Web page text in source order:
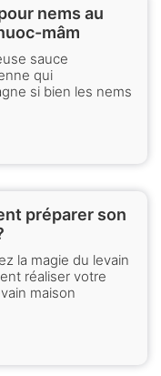
nems au
mâm
sauce
qui
si bien les nems
préparer son
la magie du levain
réaliser votre
maison